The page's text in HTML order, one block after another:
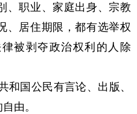
、职业、家庭出身、宗教
、居住期限，都有选举权
被剥夺政治权利的人除
国公民有言论、出版、
由。